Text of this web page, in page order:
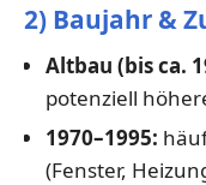
2) Baujahr &
Altbau (bis ca.
potenziell
1970–1995:
(Fenster,